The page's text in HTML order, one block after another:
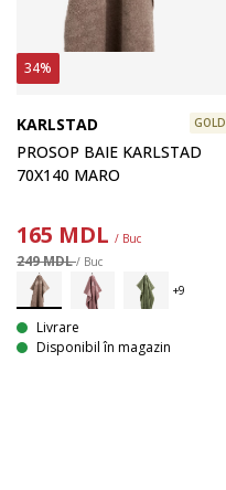
34%
KARLSTAD GOLD
PROSOP BAIE KARLSTAD
70X140 MARO
165 MDL / Buc
249 MDL/ Buc
Livrare
Disponibil în magazin